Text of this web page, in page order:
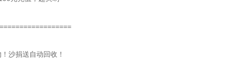
沙捐送自动回收！